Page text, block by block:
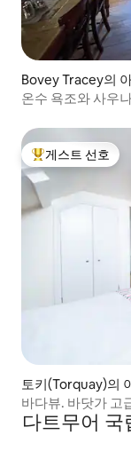
Bovey Tracey의
온수 욕조와 사우
상위 게스트 선호
게스트 선호
토키(Torquay)의
바다뷰. 바닷가 고
다트무어